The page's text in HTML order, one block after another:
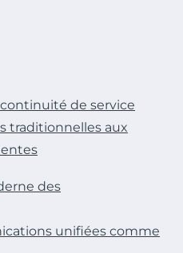
de service
traditionnelles aux
des
unifiées comme